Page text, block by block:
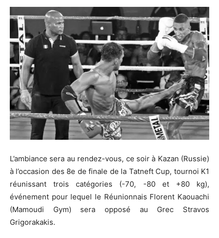
L’ambiance sera au rendez-vous, ce soir à Kazan (Russie)
à l’occasion des 8e de finale de la Tatneft Cup, tournoi K1
réunissant trois catégories (-70, -80 et +80 kg),
événement pour lequel le Réunionnais Florent Kaouachi
(Mamoudi Gym) sera opposé au Grec Stravos
Grigorakakis.